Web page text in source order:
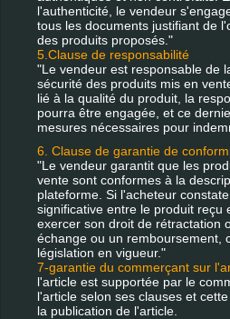
l'authenticité, le vendeur
tous les documents justifiant de
des produits proposés."
5.Clause de responsabilité
"Le vendeur est responsable de
sécurité des produits mis en
lié à la qualité du produit, la
pourra être engagée, et ce
mesures nécessaires pour
6. Clause de garantie de
"Le vendeur garantit que les
vente sont conformes à la
plateforme. Si l'acheteur
significative entre le produit reçu
exercer son droit de rétractation
échange ou un remboursement,
législation en vigueur."
7-garantie du commerçant sur
l'article est supportée par le
l'article selon ses clauses et
la publication de l'article.